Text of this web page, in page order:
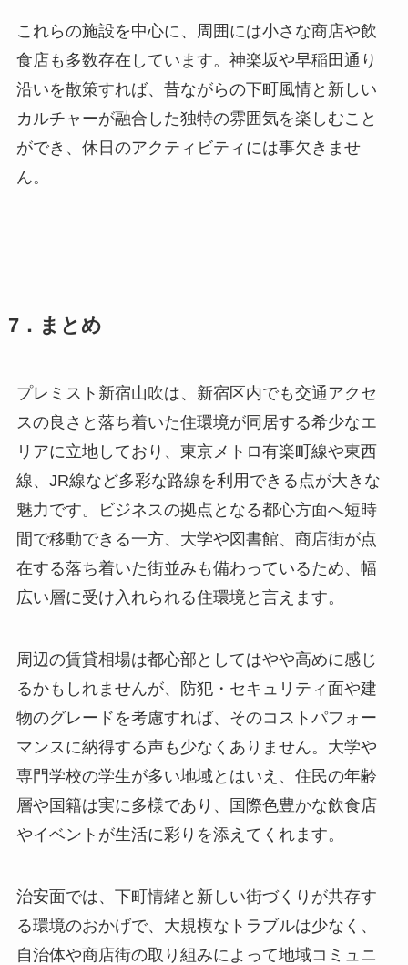
これらの施設を中心に、周囲には小さな商店や飲
食店も多数存在しています。神楽坂や早稲田通り
沿いを散策すれば、昔ながらの下町風情と新しい
カルチャーが融合した独特の雰囲気を楽しむこと
ができ、休日のアクティビティには事欠きませ
ん。
7．まとめ
プレミスト新宿山吹は、新宿区内でも交通アクセ
スの良さと落ち着いた住環境が同居する希少なエ
リアに立地しており、東京メトロ有楽町線や東西
線、JR線など多彩な路線を利用できる点が大きな
魅力です。ビジネスの拠点となる都心方面へ短時
間で移動できる一方、大学や図書館、商店街が点
在する落ち着いた街並みも備わっているため、幅
広い層に受け入れられる住環境と言えます。
周辺の賃貸相場は都心部としてはやや高めに感じ
るかもしれませんが、防犯・セキュリティ面や建
物のグレードを考慮すれば、そのコストパフォー
マンスに納得する声も少なくありません。大学や
専門学校の学生が多い地域とはいえ、住民の年齢
層や国籍は実に多様であり、国際色豊かな飲食店
やイベントが生活に彩りを添えてくれます。
治安面では、下町情緒と新しい街づくりが共存す
る環境のおかげで、大規模なトラブルは少なく、
自治体や商店街の取り組みによって地域コミュニ